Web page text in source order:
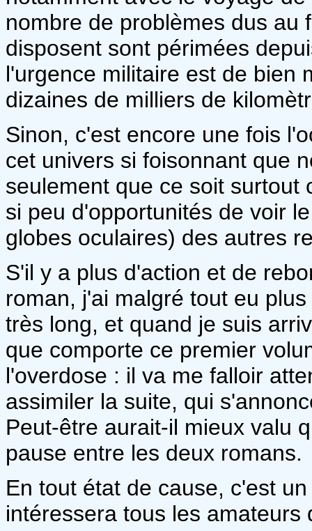
nombre de problèmes dus au
disposent sont périmées
l'urgence militaire est de bien
dizaines de milliers de
Sinon, c'est encore une fois
cet univers si foisonnant que
seulement que ce soit surtout
si peu d'opportunités de voir
globes oculaires) des autres
S'il y a plus d'action et de
roman, j'ai malgré tout eu
très long, et quand je suis
que comporte ce premier
l'overdose : il va me falloir
assimiler la suite, qui
Peut-être aurait-il mieux valu
pause entre les deux romans.
En tout état de cause, c'est
intéressera tous les amateurs